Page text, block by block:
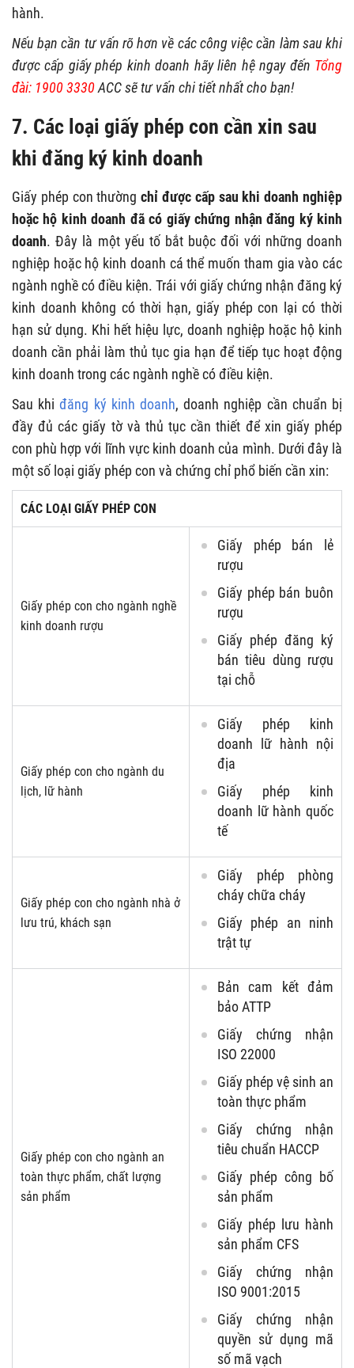
hành.
Nếu bạn cần tư vấn rõ hơn về các công việc cần làm sau khi
được cấp giấy phép kinh doanh hãy liên hệ ngay đến Tổng
đài: 1900 3330ACC sẽ tư vấn chi tiết nhất cho bạn!
7. Các loại giấy phép con cần xin sau
khi đăng ký kinh doanh
Giấy phép con thườngchỉ được cấp sau khi doanh nghiệp
hoặc hộ kinh doanh đã có giấy chứng nhận đăng ký kinh
doanh. Đây là một yếu tố bắt buộc đối với những doanh
nghiệp hoặc hộ kinh doanh cá thể muốn tham gia vào các
ngành nghề có điều kiện. Trái với giấy chứng nhận đăng ký
kinh doanh không có thời hạn, giấy phép con lại có thời
hạn sử dụng. Khi hết hiệu lực, doanh nghiệp hoặc hộ kinh
doanh cần phải làm thủ tục gia hạn để tiếp tục hoạt động
kinh doanh trong các ngành nghề có điều kiện.
Sau khiđăng ký kinh doanh, doanh nghiệp cần chuẩn bị
đầy đủ các giấy tờ và thủ tục cần thiết để xin giấy phép
con phù hợp với lĩnh vực kinh doanh của mình. Dưới đây là
một số loại giấy phép con và chứng chỉ phổ biến cần xin:
CÁC LOẠI GIẤY PHÉP CON
Giấy phép con cho ngành nghề
kinh doanh rượu
Giấy phép bán lẻ
rượu
Giấy phép bán buôn
rượu
Giấy phép đăng ký
bán tiêu dùng rượu
tại chỗ
Giấy phép con cho ngành du
lịch, lữ hành
Giấy phép kinh
doanh lữ hành nội
địa
Giấy phép kinh
doanh lữ hành quốc
tế
Giấy phép con cho ngành nhà ở
lưu trú, khách sạn
Giấy phép phòng
cháy chữa cháy
Giấy phép an ninh
trật tự
Giấy phép con cho ngành an
toàn thực phẩm, chất lượng
sản phẩm
Bản cam kết đảm
bảo ATTP
Giấy chứng nhận
ISO 22000
Giấy phép vệ sinh an
toàn thực phẩm
Giấy chứng nhận
tiêu chuẩn HACCP
Giấy phép công bố
sản phẩm
Giấy phép lưu hành
sản phẩm CFS
Giấy chứng nhận
ISO 9001:2015
Giấy chứng nhận
quyền sử dụng mã
số mã vạch